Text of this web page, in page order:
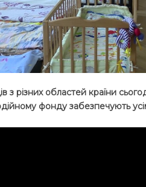
з різних областей країни
фонду забезпечують